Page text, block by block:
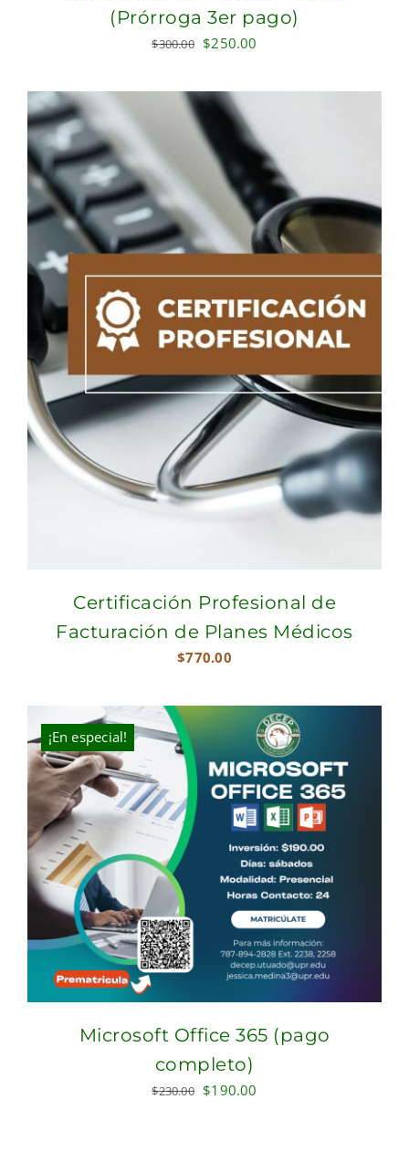
(Prórroga 3er pago)
$300.00 Original
was:
$300.00.
$250.00
is:
Certificación Profesional de
Facturación de Planes Médicos
$770.00
¡En especial!
Microsoft Office 365 (pago
completo)
$230.00 Original
$190.00